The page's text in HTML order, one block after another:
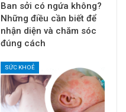
Ban sởi có ngứa không?
Những điều cần biết để
nhận diện và chăm sóc
đúng cách
SỨC KHOẺ